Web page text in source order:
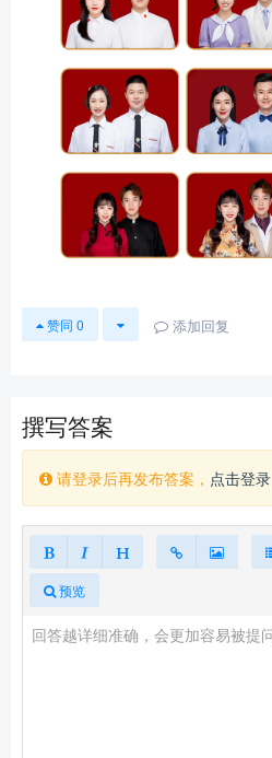
赞同 0 添加回复
撰写答案
请登录后再发布答案， 点击登录
预览